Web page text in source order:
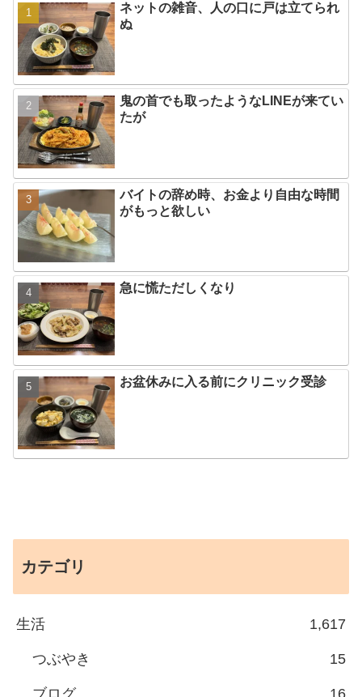
ネットの雑音、人の口に戸は立てられ
ぬ
鬼の首でも取ったようなLINEが来てい
たが
バイトの辞め時、お金より自由な時間
がもっと欲しい
急に慌ただしくなり
お盆休みに入る前にクリニック受診
カテゴリ
生活 1,617
つぶやき 15
ブログ 16